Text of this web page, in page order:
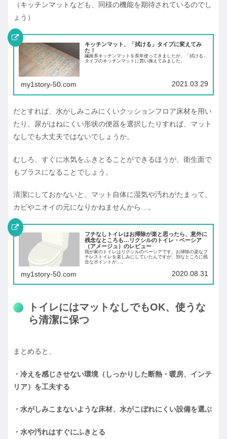
（キッチンマットなども、同様の機能を期待されているのでし
ょう）
キッチンマット、「拭ける」タイプに変えてみ
た！
繊維系キッチンマットを長年使ってきましたが、「拭ける」
タイプのキッチンマットに買い換えてみました。
my1story-50.com 2021.03.29
だとすれば、水がしみこみにくいクッションフロア床材を用い
たり、尿がはねにくい形状の便器を選択したりすれば、マット
なしでも大丈夫ではないでしょうか。
むしろ、すぐに水気をふきとることができるほうが、衛生面で
もプラスになることでしょう。
清潔にしておかないと、マット自体に湿気や汚れがたまって、
カビやニオイの元になりかねませんから…。
フチなしトイレはお掃除が楽と思ったら、意外に
残念なところも…リクシルのトイレ・ベーシア
（アメージュ）のレビュー
我が家のトイレはリクシルのベーシアです。お掃除の楽なフ
チレストイレを楽しみにしていたんですが、別なところに残
念なポイントが…。
my1story-50.com 2020.08.31
トイレにはマットなしでもOK、使うな
ら清潔に保つ
まとめると、
・冷えを感じさせない環境（しっかりした断熱・暖房、インテ
リア）を工夫する
・水がしみこまないような床材、水がこぼれにくい設備を選ぶ
・水や汚れはすぐにふきとる